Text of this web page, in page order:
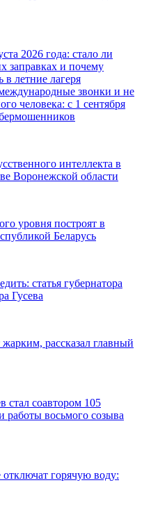
2026 года: стало ли
заправках и почему
в летние лагеря
звонки и не
человека: с 1 сентября
интеллекта в
Воронежской области
уровня построят в
Беларусь
статья губернатора
Гусева
жарким, рассказал главный
стал соавтором 105
работы восьмого созыва
горячую воду: